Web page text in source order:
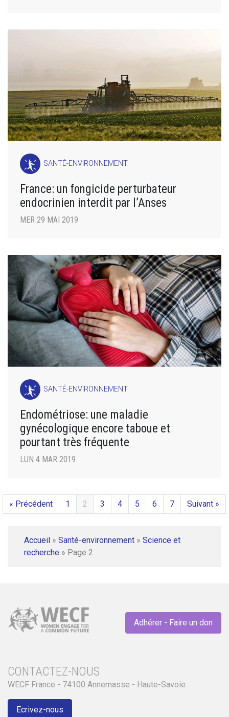
SANTÉ-ENVIRONNEMENT
France: un fongicide perturbateur
endocrinien interdit par l’Anses
MER 29 MAI 2019
SANTÉ-ENVIRONNEMENT
Endométriose: une maladie
gynécologique encore taboue et
pourtant très fréquente
LUN 4 MAR 2019
« Précédent 1 2 3 4 5 6 7 Suivant »
Accueil » Santé-environnement » Science et
recherche » Page 2
Adhérer - Faire un don
CONTACTEZ-NOUS
WECF France - 74100 Annemasse - Haute-Savoie
Ecrivez-nous